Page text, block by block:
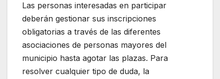
Las personas interesadas en participar
deberán gestionar sus inscripciones
obligatorias a través de las diferentes
asociaciones de personas mayores del
municipio hasta agotar las plazas. Para
resolver cualquier tipo de duda, la